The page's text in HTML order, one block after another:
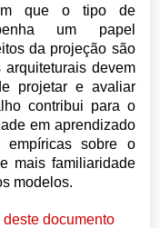
que o tipo de
um papel
da projeção são
arquiteturais devem
projetar e avaliar
contribui para o
em aprendizado
empíricas sobre o
mais familiaridade
modelos.
documento